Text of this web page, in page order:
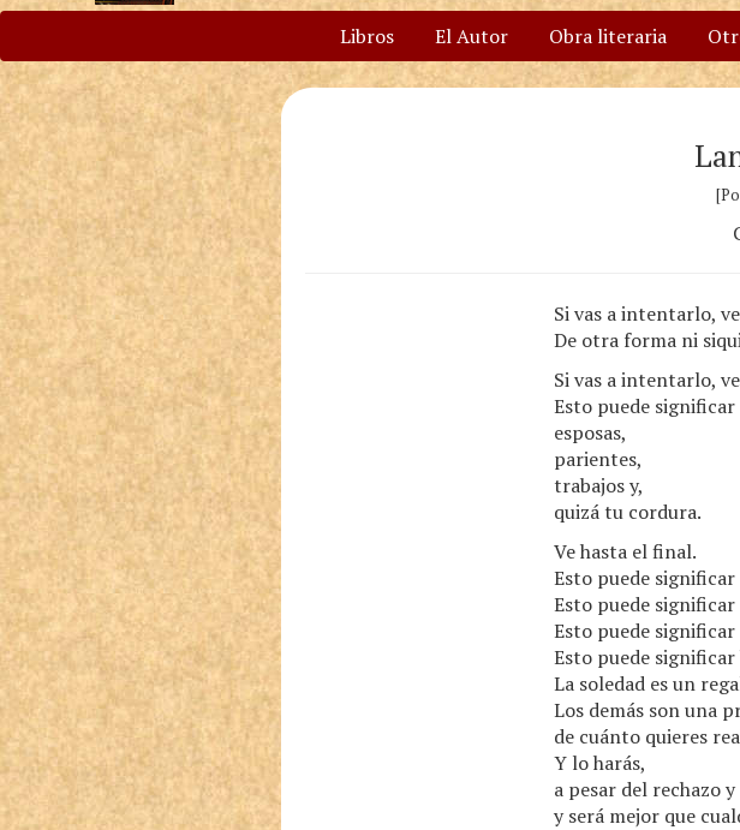
Libros El Autor Obra literaria
Si vas a intentarlo,
De otra forma ni
Si vas a intentarlo,
Esto puede
esposas,
parientes,
trabajos y,
quizá tu cordura.
Ve hasta el final.
Esto puede
Esto puede
Esto puede
Esto puede
La soledad es un
Los demás son una
de cuánto quieres
Y lo harás,
a pesar del rechazo
y será mejor que